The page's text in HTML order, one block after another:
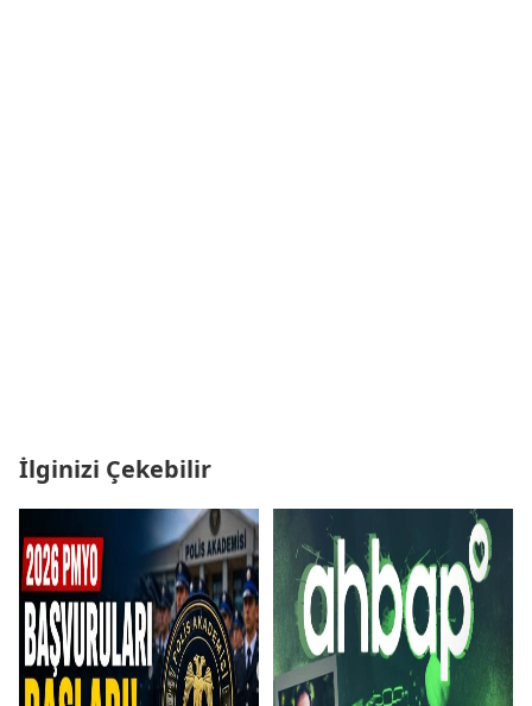
İlginizi Çekebilir